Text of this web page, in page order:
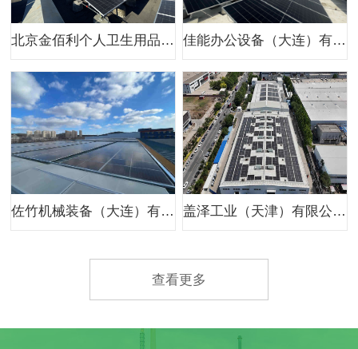
北京金佰利个人卫生用品有限公司800kw分布式光伏项目 佳能办公设备（大连）有限公司二期光伏项目
佐竹机械装备（大连）有限公司400kw分布式光伏项目 盖泽工业（天津）有限公司959.8kw分布式光伏项目
查看更多